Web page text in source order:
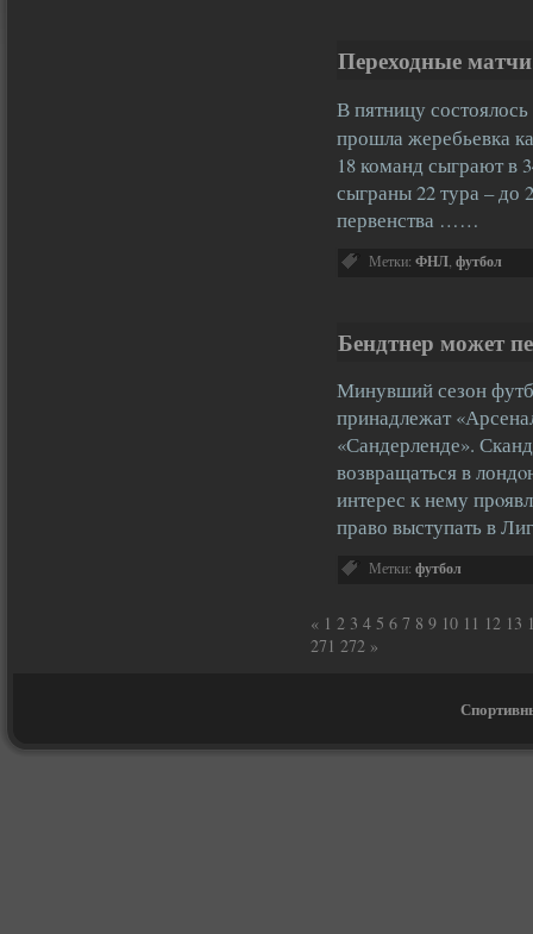
Переходные
В пятницу
прошла жеребьевка
18 команд сыграют в
сыграны 22 тура – до
первенства ……
Метки: ФНЛ футбол
Бендтнер может
Минувший сезон
принадлежат
«Сандерленде».
возвращаться в
интерес к нему
право выступать в
Метки: футбол
« 1 2 3 4 5 6 7 8 9 10 11 12 13
271 272 »